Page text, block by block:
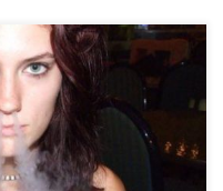
występują
marihuany nie
jej wśród nastolatków i
przez naukowców z